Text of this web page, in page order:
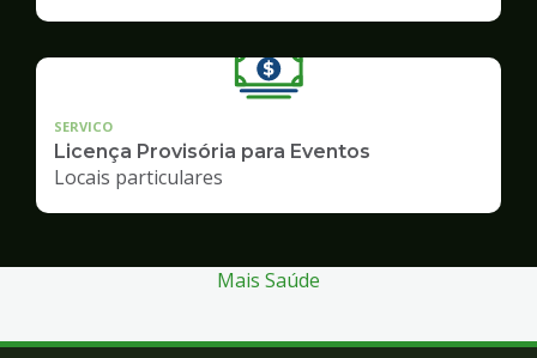
SERVICO
Licença Provisória para Eventos
Locais particulares
Mais Saúde